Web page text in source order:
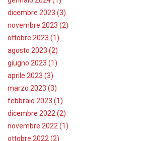
dicembre 2023 (3)
novembre 2023 (2)
ottobre 2023 (1)
agosto 2023 (2)
giugno 2023 (1)
aprile 2023 (3)
marzo 2023 (3)
febbraio 2023 (1)
dicembre 2022 (2)
novembre 2022 (1)
ottobre 2022 (2)